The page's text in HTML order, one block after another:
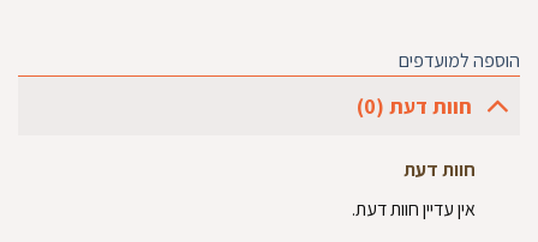
הוספה למועדפים
חוות דעת (0)
חוות דעת
אין עדיין חוות דעת.